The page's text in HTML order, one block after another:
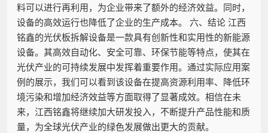
料可以进行再利用，为企业带来了额外的经济效益。同时，
设备的高效运行也降低了企业的生产成本。 六、结论 江西
铭鑫的光伏板拆解设备是一款具有创新性和实用性的新能源
设备。其高效自动化、安全可靠、环保节能等特点，使其在
光伏产业的可持续发展中发挥着重要作用。通过实际应用案
例的展示，我们可以看到该设备在提高资源利用率、降低环
境污染和增加经济效益等方面取得了显著成效。相信在未
来，江西铭鑫将继续加大研发投入，不断提升产品性能和质
量，为全球光伏产业的绿色发展做出更大的贡献。